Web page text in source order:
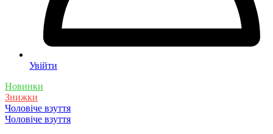
Увійти
Новинки
Знижки
Чоловіче взуття
Чоловіче взуття